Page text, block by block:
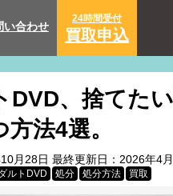
い合わせ
24時間受付
買取申込
DVD、捨てた
法4選。
月28日 最終更新日： 2026年4
ルトDVD 処分 処分方法 買取